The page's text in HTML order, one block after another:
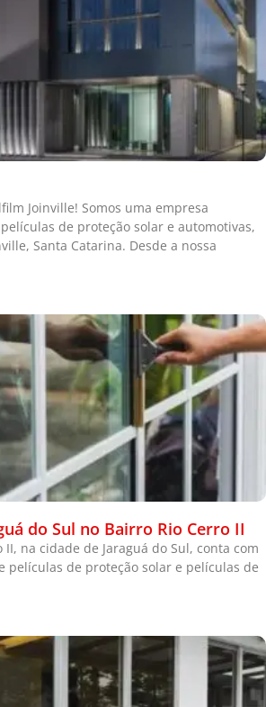
Joinville! Somos uma empresa
de proteção solar e automotivas,
Santa Catarina. Desde a nossa
do Sul no Bairro Rio Cerro II
II, na cidade de Jaraguá do Sul, conta com
películas de proteção solar e películas de